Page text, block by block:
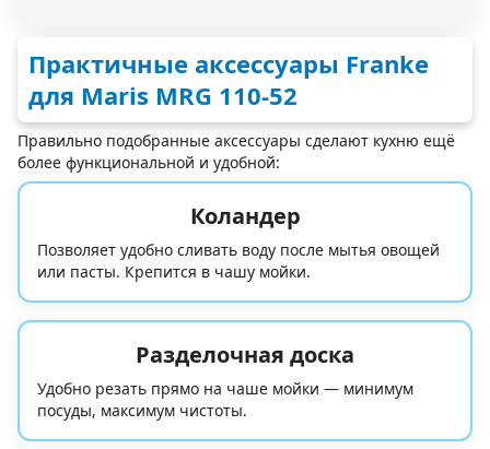
Практичные аксессуары Franke
для Maris MRG 110-52
Правильно подобранные аксессуары сделают кухню ещё
более функциональной и удобной:
Коландер
Позволяет удобно сливать воду после мытья овощей
или пасты. Крепится в чашу мойки.
Разделочная доска
Удобно резать прямо на чаше мойки — минимум
посуды, максимум чистоты.